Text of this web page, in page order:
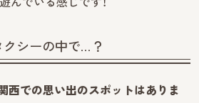
クシーの中で…？
西での思い出のスポットはありま